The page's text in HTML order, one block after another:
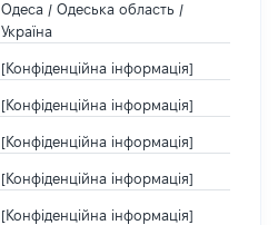
Одеса / Одеська область /
Україна
[Конфіденційна інформація]
[Конфіденційна інформація]
[Конфіденційна інформація]
[Конфіденційна інформація]
[Конфіденційна інформація]